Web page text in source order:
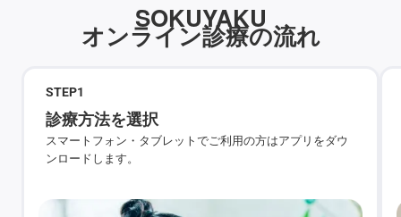
SOKUYAKU
オンライン診療の流れ
STEP1
診療方法を選択
スマートフォン・タブレットでご利用の方はアプリをダウ
ンロードします。